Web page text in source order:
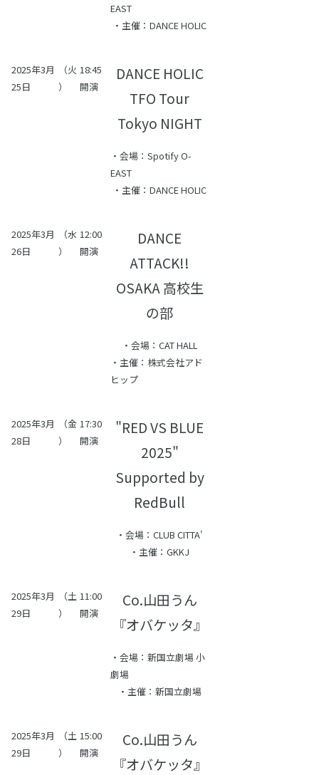
EAST
・主催：DANCE HOLIC
2025年3月
25日
（火
）
18:45
開演
DANCE HOLIC
TFO Tour
Tokyo NIGHT
・会場：Spotify O-
EAST
・主催：DANCE HOLIC
2025年3月
26日
（水
）
12:00
開演
DANCE
ATTACK!!
OSAKA 高校生
の部
・会場：CAT HALL
・主催：株式会社アド
ヒップ
2025年3月
28日
（金
）
17:30
開演
"RED VS BLUE
2025"
Supported by
RedBull
・会場：CLUB CITTA'
・主催：GKKJ
2025年3月
29日
（土
）
11:00
開演
Co.山田うん
『オバケッタ』
・会場：新国立劇場 小
劇場
・主催：新国立劇場
2025年3月
29日
（土
）
15:00
開演
Co.山田うん
『オバケッタ』